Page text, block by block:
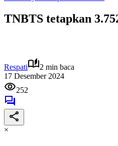
TNBTS tetapkan
Respati
2 min baca
17 Desember 2024
252
×